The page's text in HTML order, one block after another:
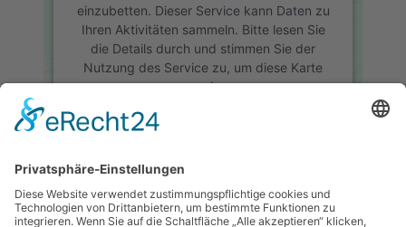
VERANSTALTUNGSORT
Katholisches Gemeindehaus Heilig Kreuz
Eulenweg 51
einzubetten. Dieser Service kann Daten zu
Ihren Aktivitäten sammeln. Bitte lesen Sie
die Details durch und stimmen Sie der
Nutzung des Service zu, um diese Karte
anzuzeigen.
Mehr Informationen
Akzeptieren
powered byUsercentrics Consent
Management Platform &eRecht24